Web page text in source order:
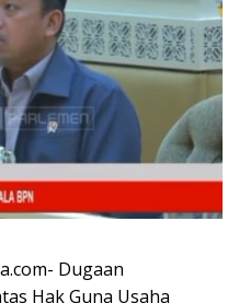
Dugaan
Hak Guna Usaha